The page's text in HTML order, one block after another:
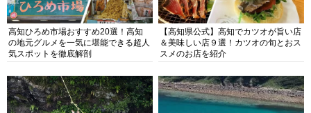
高知ひろめ市場おすすめ20選！高知
の地元グルメを一気に堪能できる超人
気スポットを徹底解剖
【高知県公式】高知でカツオが旨い店
＆美味しい店９選！カツオの旬とおス
スメのお店を紹介